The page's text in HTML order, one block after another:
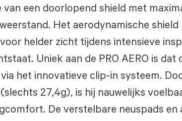
van een doorlopend shield met
Het aerodynamische
helder zicht tijdens intensieve
Uniek aan de PRO AERO is
het innovatieve clip-in systeem.
27,4g), is hij nauwelijks
De verstelbare neuspads